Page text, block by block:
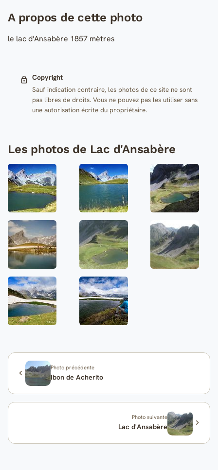
A propos de cette photo
le lac d'Ansabère 1857 mètres
Copyright
Sauf indication contraire, les photos de ce site ne sont
pas libres de droits. Vous ne pouvez pas les utiliser sans
une autorisation écrite du propriétaire.
Les photos de Lac d'Ansabère
Photo précédente
Ibon de Acherito
Photo suivante
Lac d'Ansabère